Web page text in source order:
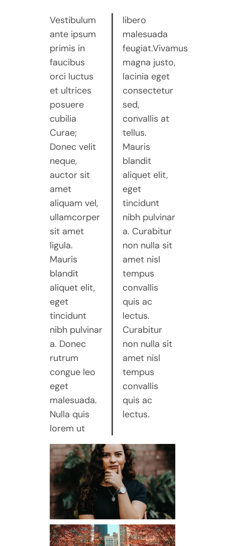
Vestibulum
ante ipsum
primis in
faucibus
orci luctus
et ultrices
posuere
cubilia
Curae;
Donec velit
neque,
auctor sit
amet
aliquam vel,
ullamcorper
sit amet
ligula.
Mauris
blandit
aliquet elit,
eget
tincidunt
nibh pulvinar
a. Donec
rutrum
congue leo
eget
malesuada.
Nulla quis
lorem ut
libero
malesuada
feugiat.Vivamus
magna justo,
lacinia eget
consectetur
sed,
convallis at
tellus.
Mauris
blandit
aliquet elit,
eget
tincidunt
nibh pulvinar
a. Curabitur
non nulla sit
amet nisl
tempus
convallis
quis ac
lectus.
Curabitur
non nulla sit
amet nisl
tempus
convallis
quis ac
lectus.